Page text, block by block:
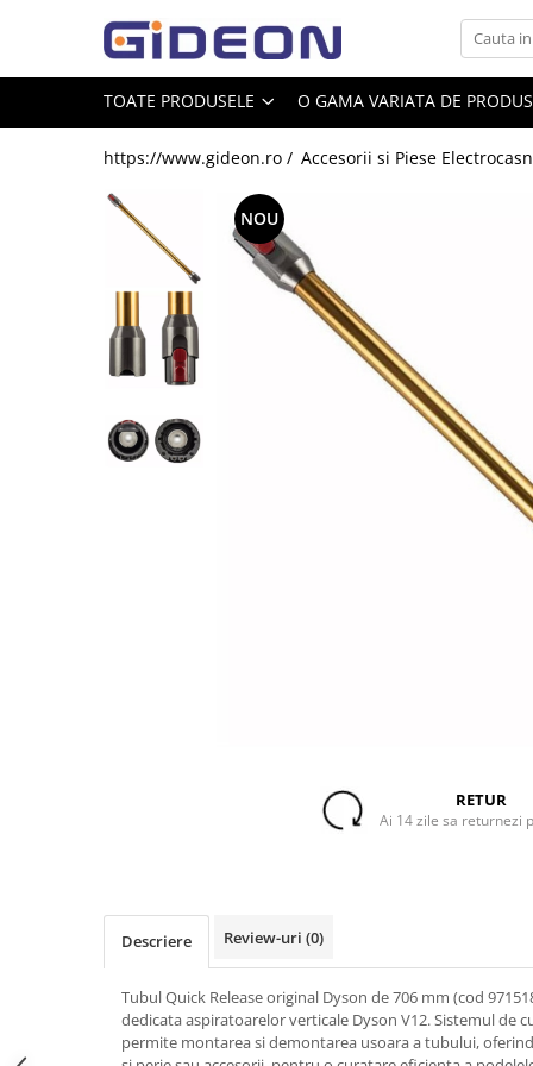
Toate Produsele
Electrocasnice
Electrocasnice mici
Roboti de bucatarie
Purificatoare aer
Cuptoare cu microunde
Accesorii si Piese Electrocasnice
Accesorii Piese Hote
Accesorii Electrocasnice Mici
Filtre Purificatoare Aer
Accesorii Piese Aer Conditionat
Casa si gradina
Home & Deco
TOATE PRODUSELE O GAMA VARIATA DE
https://www.gideon.ro / Accesorii si Piese
NOU
RETUR
Ai 14 zile sa returnezi
Descriere Review-uri (0)
Tubul Quick Release original Dyson de 706 mm (cod
dedicata aspiratoarelor verticale Dyson V12. Sistemul de
permite montarea si demontarea usoara a tubului,